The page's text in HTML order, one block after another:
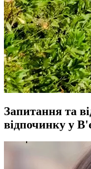
Запитання та
відпочинку у